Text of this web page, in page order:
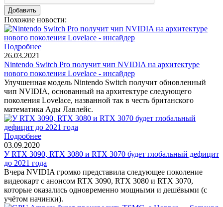
Похожие новости:
Подробнее
26.03.2021
Nintendo Switch Pro получит чип NVIDIA на архитектуре
нового поколения Lovelace - инсайдер
Улучшенная модель Nintendo Switch получит обновленный
чип NVIDIA, основанный на архитектуре следующего
поколения Lovelace, названной так в честь британского
математика Ады Лавлейс.
Подробнее
03.09.2020
У RTX 3090, RTX 3080 и RTX 3070 будет глобальный дефицит
до 2021 года
Вчера NVIDIA громко представила следующее поколение
видеокарт с анонсом RTX 3090, RTX 3080 и RTX 3070,
которые оказались одновременно мощными и дешёвыми (с
учётом начинки).